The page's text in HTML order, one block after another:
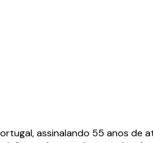
assinalando 55 anos